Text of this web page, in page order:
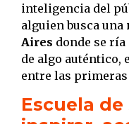
inteligencia del
alguien busca una
Aires donde se ría
de algo auténtico,
entre las
Escuela